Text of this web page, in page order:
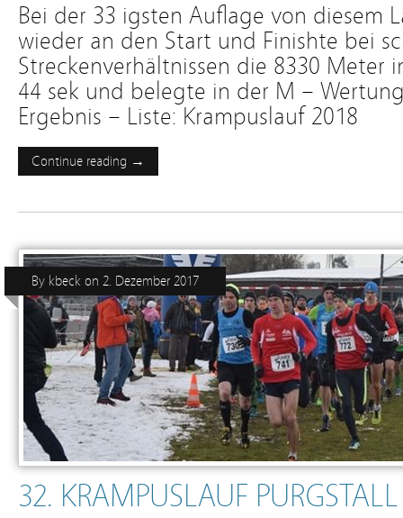
Bei der 33 igsten Auflage von diesem
wieder an den Start und Finishte bei
Streckenverhältnissen die 8330 Meter
44 sek und belegte in der M –
Ergebnis – Liste: Krampuslauf 2018
Continue reading →
32. KRAMPUSLAUF
By kbeck on 2. Dezember 2017